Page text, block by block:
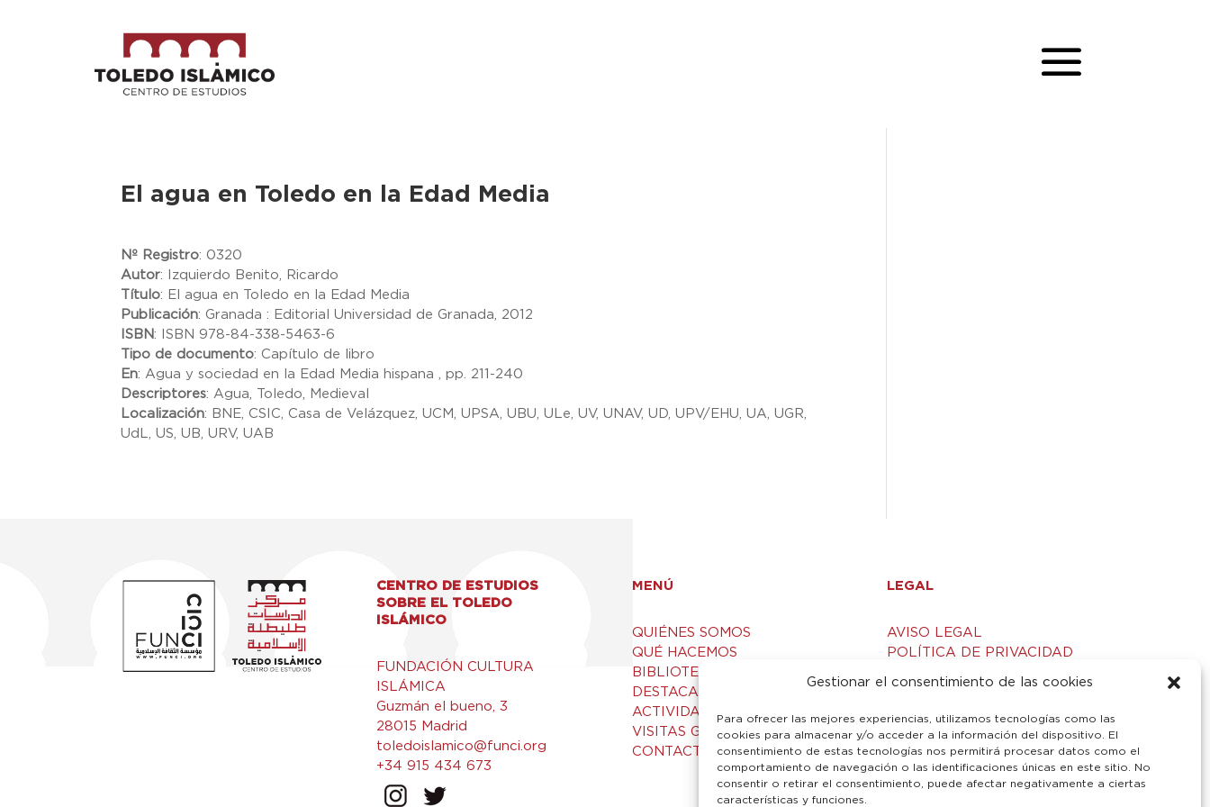
Gestionar el consentimiento de las cookies
Para ofrecer las mejores experiencias, utilizamos tecnologías como las
cookies para almacenar y/o acceder a la información del dispositivo. El
consentimiento de estas tecnologías nos permitirá procesar datos como el
comportamiento de navegación o las identificaciones únicas en este sitio. No
consentir o retirar el consentimiento, puede afectar negativamente a ciertas
características y funciones.
El agua en Toledo en la Edad Media
Nº Registro:0320
Autor:
Izquierdo Benito, Ricardo
Título: El agua en Toledo en la Edad Media
Publicación: Granada : Editorial Universidad de Granada, 2012
ISBN:
ISBN 978-84-338-5463-6
Tipo de documento: Capítulo de libro
En:Agua y sociedad en la Edad Media hispana , pp. 211-240
Descriptores:Agua, Toledo, Medieval
Localización: BNE, CSIC, Casa de Velázquez, UCM, UPSA, UBU, ULe, UV, UNAV, UD, UPV/EHU, UA, UGR,
UdL, US, UB, URV, UAB
CENTRO DE ESTUDIOS
SOBRE EL TOLEDO
ISLÁMICO
FUNDACIÓN CULTURA
ISLÁMICA
Guzmán el bueno, 3
28015 Madrid
toledoislamico@funci.org
+34 915 434 673
MENÚ
QUIÉNES SOMOS
QUÉ HACEMOS
BIBLIOTECA Y RECURSOS
DESTACADOS
ACTIVIDADES
VISITAS GUIADAS
CONTACTO
LEGAL
AVISO LEGAL
POLÍTICA DE PRIVACIDAD